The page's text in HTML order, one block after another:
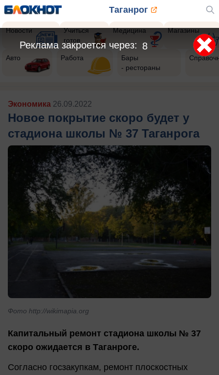
Таганрог
Новости
Учиться
готов
Медицина Магазины
Авто Работа
Бары
- рестораны
Экономика 26.09.2022
Новое покрытие скоро будет у
стадиона школы № 37 Таганрога
Фото http://wikimapia.org
Капитальный ремонт стадиона школы № 37
скоро ожидается в Таганроге.
Согласно госзакупкам, ремонт плоскостных
6
Реклама закроется через: